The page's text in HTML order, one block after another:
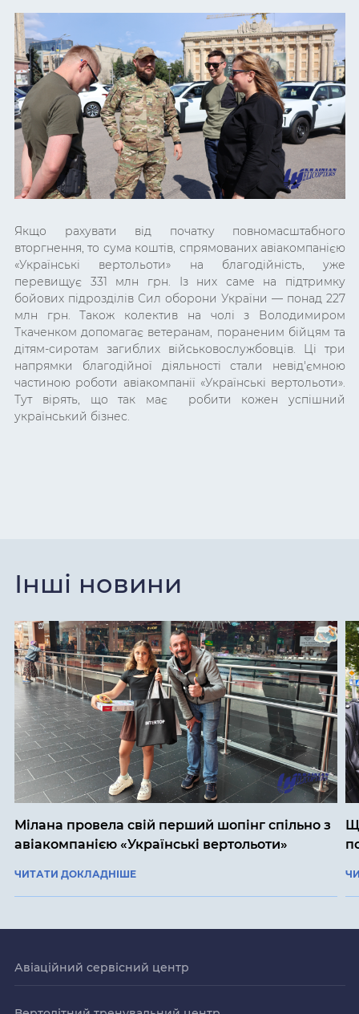
Якщо рахувати від початку повномасштабного
вторгнення, то сума коштів, спрямованих авіакомпанією
«Українські вертольоти» на благодійність, уже
перевищує 331 млн грн. Із них саме на підтримку
бойових підрозділів Сил оборони України — понад 227
млн грн. Також колектив на чолі з Володимиром
Ткаченком допомагає ветеранам, пораненим бійцям та
дітям-сиротам загиблих військовослужбовців. Ці три
напрямки благодійної діяльності стали невід'ємною
частиною роботи авіакомпанії «Українські вертольоти».
Тут вірять, що так має робити кожен успішний
український бізнес.
Інші новини
Мілана провела свій перший шопінг спільно з
авіакомпанією «Українські вертольоти»
ЧИТАТИ ДОКЛАДНІШЕ
Авіаційний сервісний центр